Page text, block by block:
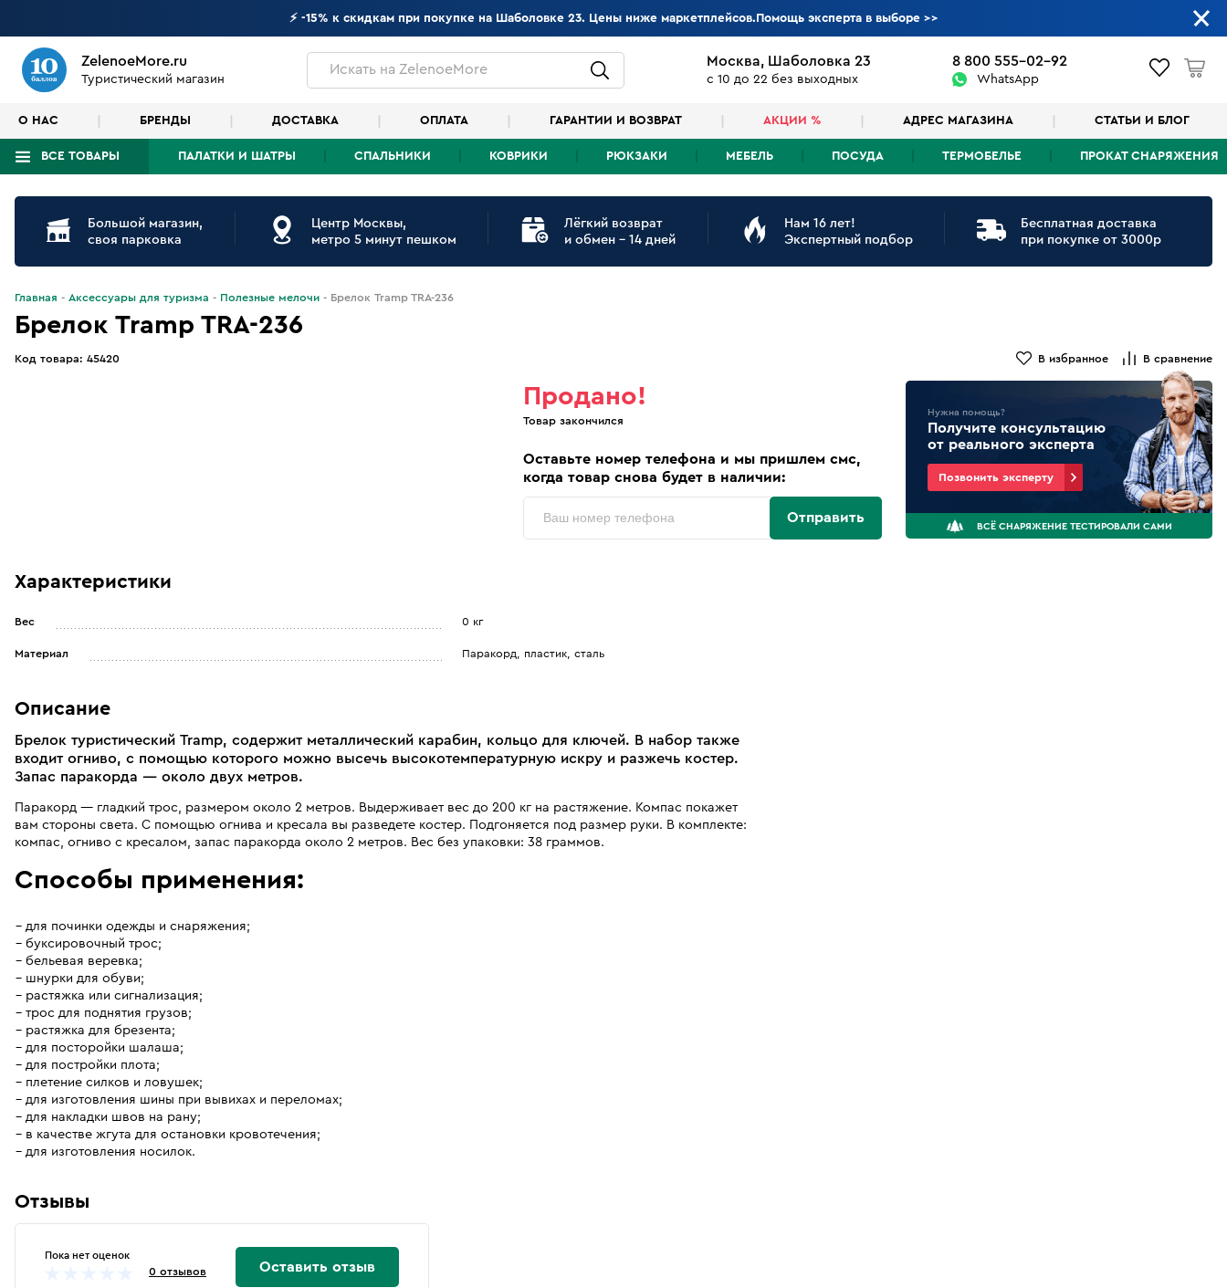
⚡ -15% к скидкам при покупке на Шаболовке 23. Цены ниже маркетплейсов.Помощь эксперта в выборе>>
ZelenoeMore.ru
Туристический магазин
Искатьна ZelenoeMore
Москва, Шаболовка 23
с 10 до 22 без выходных
8 800 555-02-92
WhatsApp
О НАС БРЕНДЫ ДОСТАВКА ОПЛАТА ГАРАНТИИ И ВОЗВРАТ АКЦИИ % АДРЕС МАГАЗИНА СТАТЬИ И БЛОГ
ВСЕ ТОВАРЫ ПАЛАТКИ И ШАТРЫ СПАЛЬНИКИ КОВРИКИ РЮКЗАКИ МЕБЕЛЬ ПОСУДА ТЕРМОБЕЛЬЕ ПРОКАТ СНАРЯЖЕНИЯ
Что будем искать?
Большой магазин,
своя парковка
Центр Москвы,
метро 5 минут пешком
Лёгкий возврат
и обмен - 14 дней
Нам 16 лет!
Экспертный подбор
Бесплатная доставка
при покупке от 3000р
Главная Аксессуары для туризма Полезные мелочи Брелок Tramp TRA-236
Брелок Tramp TRA-236
Код товара: 45420 В избранное В сравнение
Продано!
Товар закончился
Оставьте номер телефона и мы пришлем смс,
когда товар снова будет в наличии:
Отправить
Нужна помощь?
Получите консультацию
от реального эксперта
Позвонить эксперту
ВСЁ СНАРЯЖЕНИЕ ТЕСТИРОВАЛИ САМИ
Характеристики
Вес 0 кг
Материал Паракорд, пластик, сталь
Описание
Брелок туристический Tramp, содержит металлический карабин, кольцо для ключей. В набор также
входит огниво, с помощью которого можно высечь высокотемпературную искру и разжечь костер.
Запас паракорда — около двух метров.
Паракорд — гладкий трос, размером около 2 метров. Выдерживает вес до 200 кг на растяжение. Компас покажет
вам стороны света. С помощью огнива и кресала вы разведете костер. Подгоняется под размер руки. В комплекте:
компас, огниво с кресалом, запас паракорда около 2 метров. Вес без упаковки: 38 граммов.
Способы применения:
для починки одежды и снаряжения;
буксировочный трос;
бельевая веревка;
шнурки для обуви;
растяжка или сигнализация;
трос для поднятия грузов;
растяжка для брезента;
для посторойки шалаша;
для постройки плота;
плетение силков и ловушек;
для изготовления шины при вывихах и переломах;
для накладки швов на рану;
в качестве жгута для остановки кровотечения;
для изготовления носилок.
Отзывы
Пока нет оценок
0 отзывов Оставить отзыв